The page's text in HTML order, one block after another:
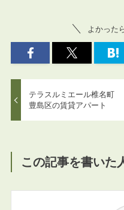
よかった
テラスルミエール椎名町
豊島区の賃貸アパート
この記事を書いた